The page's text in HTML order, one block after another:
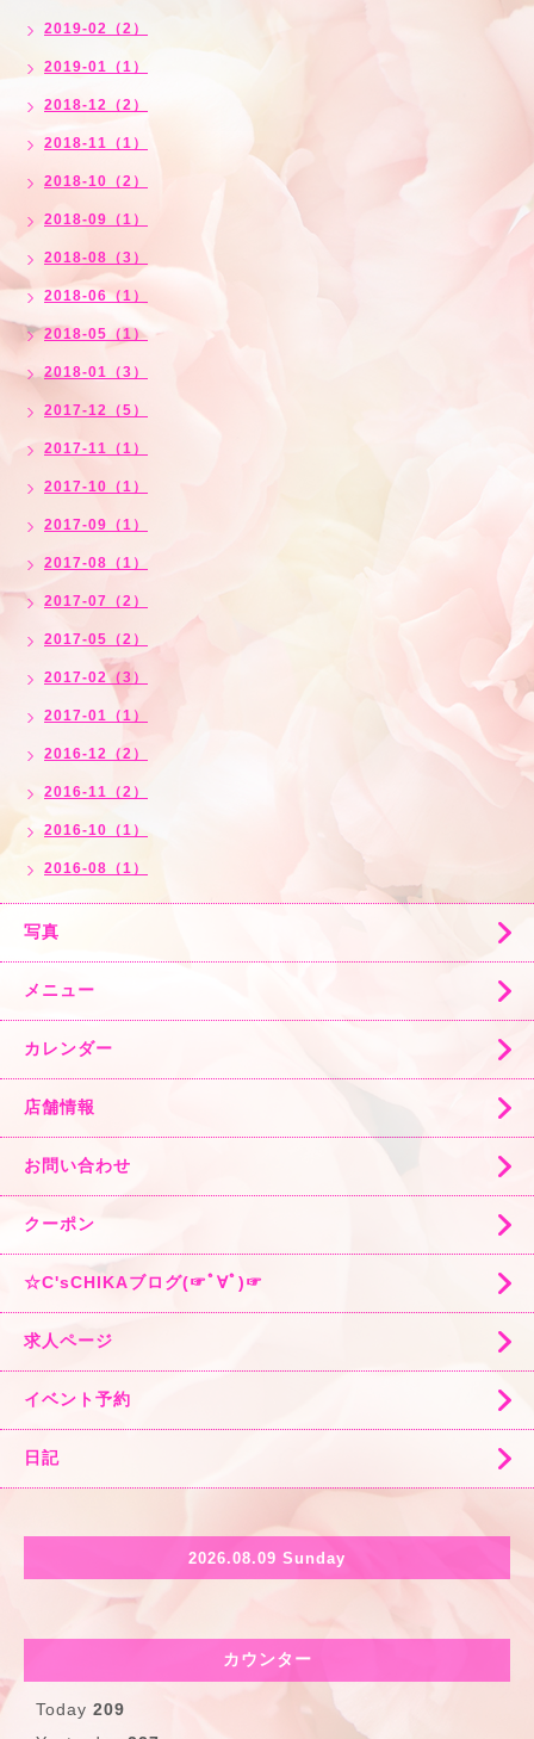
2019-02（2）
2019-01（1）
2018-12（2）
2018-11（1）
2018-10（2）
2018-09（1）
2018-08（3）
2018-06（1）
2018-05（1）
2018-01（3）
2017-12（5）
2017-11（1）
2017-10（1）
2017-09（1）
2017-08（1）
2017-07（2）
2017-05（2）
2017-02（3）
2017-01（1）
2016-12（2）
2016-11（2）
2016-10（1）
2016-08（1）
写真
メニュー
カレンダー
店舗情報
お問い合わせ
クーポン
☆C'sCHIKAブログ(☞ﾟ∀ﾟ)☞
求人ページ
イベント予約
日記
2026.08.09 Sunday
カウンター
Today 209